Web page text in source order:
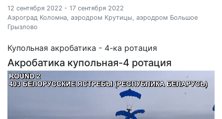
12 сентября 2022 - 17 сентября 2022
Аэроград Коломна, аэродром Крутицы, аэродром Большое
Грызлово
Купольная акробатика - 4-ка ротация
Акробатика купольная-4 ротация